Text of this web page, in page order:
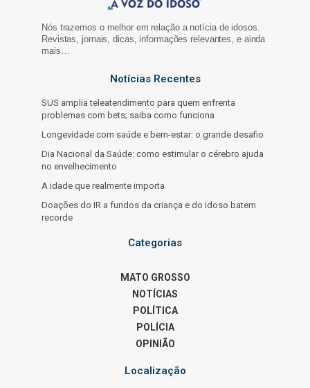
Nós trazemos o melhor em relação a notícia de idosos.
Revistas, jornais, dicas, informações relevantes, e ainda
mais…
Notícias Recentes
SUS amplia teleatendimento para quem enfrenta
problemas com bets; saiba como funciona
Longevidade com saúde e bem-estar: o grande desafio
Dia Nacional da Saúde: como estimular o cérebro ajuda
no envelhecimento
A idade que realmente importa
Doações do IR a fundos da criança e do idoso batem
recorde
Categorias
MATO GROSSO
NOTÍCIAS
POLÍTICA
POLÍCIA
OPINIÃO
Localização